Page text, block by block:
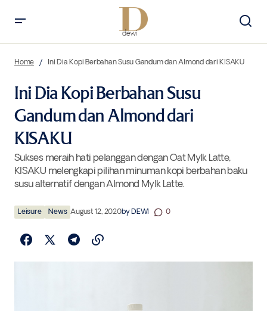
Home Ini Dia Kopi Berbahan Susu Gandum dan Almond dari KISAKU
Ini Dia Kopi Berbahan Susu
Gandum dan Almond dari
KISAKU
Sukses meraih hati pelanggan dengan Oat Mylk Latte,
KISAKU melengkapi pilihan minuman kopi berbahan baku
susu alternatif dengan Almond Mylk Latte.
Leisure News August 12, 2020byDEWI 0